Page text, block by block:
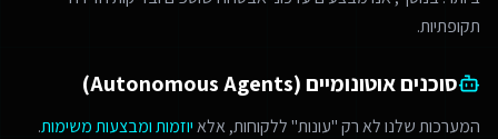
תקופתיות.
סוכנים אוטונומיים (Autonomous Agents)
המערכות שלנו לא רק "עונות" ללקוחות, אלאיוזמות ומבצעות משימות.